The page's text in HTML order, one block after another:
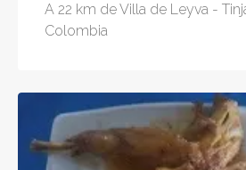
A 22 km de Villa de Leyva -
Colombia